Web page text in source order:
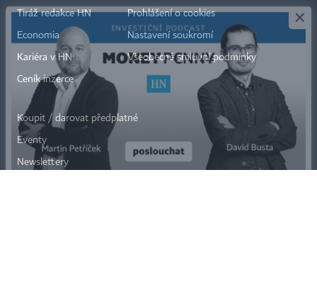
Tiráž redakce HN
Economia
Kariéra v HN
Ceník inzerce
Prohlášení o cookies
Nastavení soukromí
Všeobecné smluvní podmínky
Koupit / darovat předplatné
Eventy
Newslettery